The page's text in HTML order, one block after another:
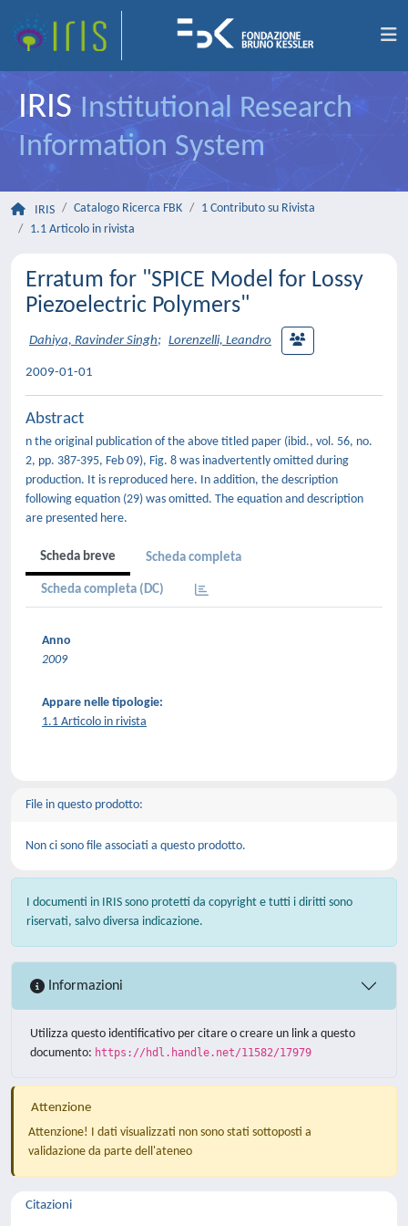
IRIS Institutional Research
Information System
IRIS Catalogo Ricerca FBK
1 Contributo su Rivista
1.1 Articolo in rivista
Erratum for "SPICE Model for Lossy
Piezoelectric Polymers"
Dahiya, Ravinder Singh; Lorenzelli, Leandro
2009-01-01
Abstract
n the original publication of the above titled paper (ibid., vol. 56, no.
2, pp. 387-395, Feb 09), Fig. 8 was inadvertently omitted during
production. It is reproduced here. In addition, the description
following equation (29) was omitted. The equation and description
are presented here.
Scheda breve Scheda completa
Scheda completa (DC)
Anno
2009
Appare nelle tipologie:
1.1 Articolo in rivista
File in questo prodotto:
Non ci sono file associati a questo prodotto.
I documenti in IRIS sono protetti da copyright e tutti i diritti sono
riservati, salvo diversa indicazione.
Informazioni
Utilizza questo identificativo per citare o creare un link a questo
documento: https://hdl.handle.net/11582/17979
Attenzione
Attenzione! I dati visualizzati non sono stati sottoposti a
validazione da parte dell'ateneo
Citazioni